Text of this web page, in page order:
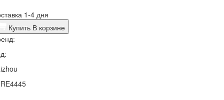
1-4 дня
Купить В корзине